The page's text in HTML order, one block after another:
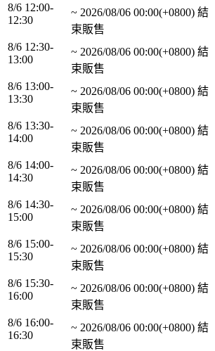
8/6 12:00-
12:30
~ 2026/08/06 00:00(+0800) 結
束販售
8/6 12:30-
13:00
~ 2026/08/06 00:00(+0800) 結
束販售
8/6 13:00-
13:30
~ 2026/08/06 00:00(+0800) 結
束販售
8/6 13:30-
14:00
~ 2026/08/06 00:00(+0800) 結
束販售
8/6 14:00-
14:30
~ 2026/08/06 00:00(+0800) 結
束販售
8/6 14:30-
15:00
~ 2026/08/06 00:00(+0800) 結
束販售
8/6 15:00-
15:30
~ 2026/08/06 00:00(+0800) 結
束販售
8/6 15:30-
16:00
~ 2026/08/06 00:00(+0800) 結
束販售
8/6 16:00-
16:30
~ 2026/08/06 00:00(+0800) 結
束販售